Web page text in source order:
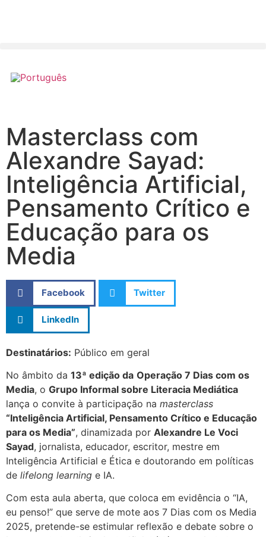
Masterclass com
Alexandre Sayad:
Inteligência Artificial,
Pensamento Crítico e
Educação para os
Media
Facebook Twitter
LinkedIn
Destinatários: Público em geral
No âmbito da 13ª edição da Operação 7 Dias com os
Media, o Grupo Informal sobre Literacia Mediática
lança o convite à participação na masterclass
“Inteligência Artificial, Pensamento Crítico e Educação
para os Media”, dinamizada por Alexandre Le Voci
Sayad, jornalista, educador, escritor, mestre em
Inteligência Artificial e Ética e doutorando em políticas
de lifelong learning e IA.
Com esta aula aberta, que coloca em evidência o “IA,
eu penso!” que serve de mote aos 7 Dias com os Media
2025, pretende-se estimular reflexão e debate sobre o